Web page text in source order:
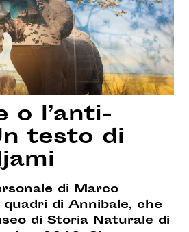
o l’anti-
testo di
di Marco
di Annibale, che
di Storia Naturale di